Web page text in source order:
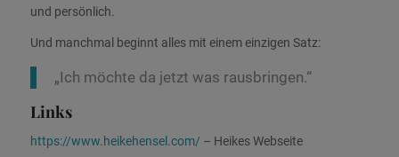
und persönlich.
Und manchmal beginnt alles mit einem einzigen Satz:
„Ich möchte da jetzt was rausbringen.“
Links
https://www.heikehensel.com/ – Heikes Webseite